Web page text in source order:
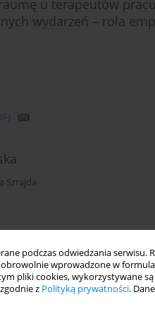
podczas odwiedzania
wprowadzone w
pliki cookies, wykorzystywane
z Polityką prywatności.
u terapeutów
wydarzeń – rola
Szrajda
Skali Oceny Ryzyka